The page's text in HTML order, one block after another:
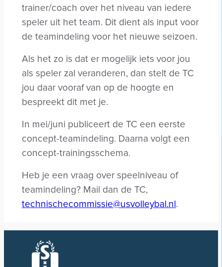
trainer/coach over het niveau van iedere
speler uit het team. Dit dient als input voor
de teamindeling voor het nieuwe seizoen.
Als het zo is dat er mogelijk iets voor jou
als speler zal veranderen, dan stelt de TC
jou daar vooraf van op de hoogte en
bespreekt dit met je.
In mei/juni publiceert de TC een eerste
concept-teamindeling. Daarna volgt een
concept-trainingsschema.
Heb je een vraag over speelniveau of
teamindeling? Mail dan de TC,
technischecommissie@usvolleybal.nl.